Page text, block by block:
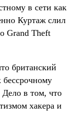
в сети как
Куртаж слил
Grand Theft
британский
бессрочному
в том, что
хакера и